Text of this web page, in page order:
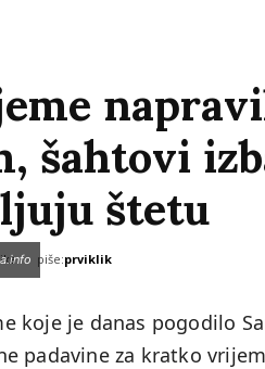
šahtovi
štetu
piše:prviklik
koje je danas pogodilo
padavine za kratko